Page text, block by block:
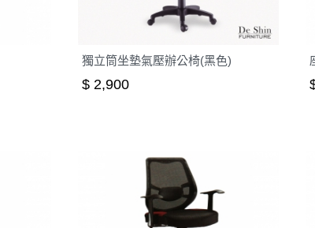
獨立筒坐墊氣壓辦公椅(黑色)
$ 2,900